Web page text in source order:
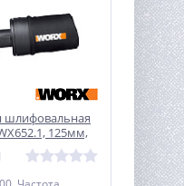
шлифовальная
125мм,